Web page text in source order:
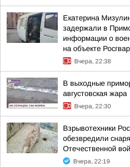
Екатерина
задержали в
информации о
на объекте
Вчера, 22:38
В выходные
августовская жара
Вчера, 22:30
Взрывотехники
обезвредили
Отечественной
Вчера, 22:19